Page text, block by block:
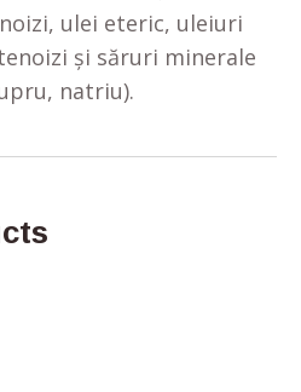
ulei eteric, uleiuri
şi săruri minerale
natriu).